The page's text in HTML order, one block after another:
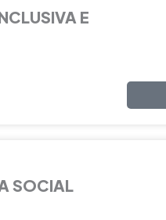
E
SOCIAL